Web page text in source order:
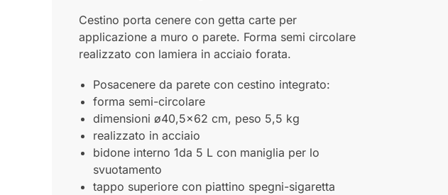
Cestino porta cenere con getta carte per
applicazione a muro o parete. Forma semi circolare
realizzato con lamiera in acciaio forata.
Posacenere da parete con cestino integrato:
forma semi-circolare
dimensioni ø40,5x62 cm, peso 5,5 kg
realizzato in acciaio
bidone interno 1da 5 L con maniglia per lo
svuotamento
tappo superiore con piattino spegni-sigaretta